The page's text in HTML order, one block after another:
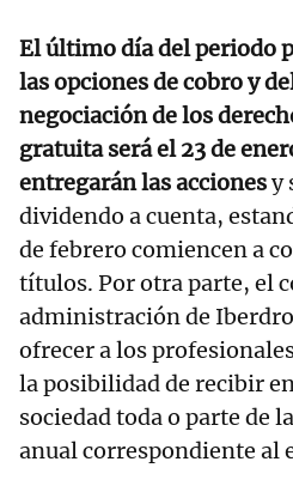
El último día del periodo
las opciones de cobro y
negociación de los
gratuita será el 23 de
entregarán las accionesy
dividendo a cuenta,
de febrero comiencen a
títulos. Por otra parte, el
administración de
ofrecer a los
la posibilidad de recibir
sociedad toda o parte de
anual correspondiente al